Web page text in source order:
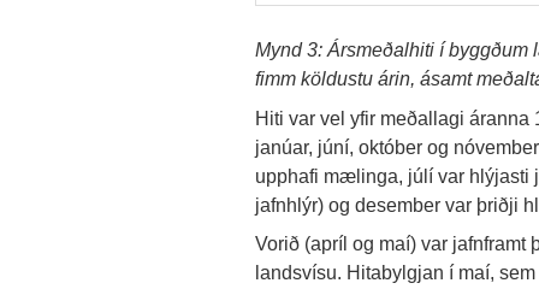
Mynd 3: Ársmeðalhiti í byggðum
fimm köldustu árin, ásamt
Hiti var vel yfir meðallagi
janúar, júní, október og
upphafi mælinga, júlí var hlýjasti
jafnhlýr) og desember var þriðji
Vorið (apríl og maí) var jafnframt
landsvísu. Hitabylgjan í maí,